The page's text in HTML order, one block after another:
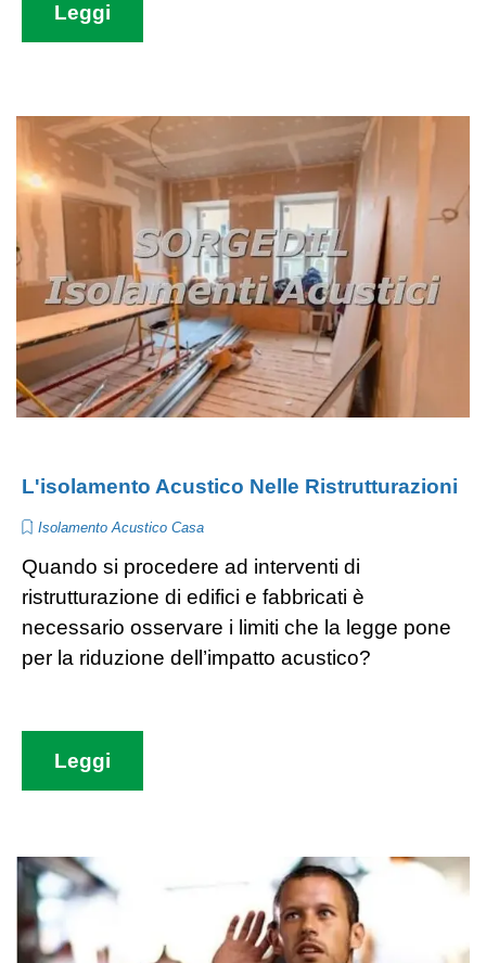
Leggi
L'isolamento Acustico Nelle Ristrutturazioni
Isolamento Acustico Casa
Quando si procedere ad interventi di
ristrutturazione di edifici e fabbricati è
necessario osservare i limiti che la legge pone
per la riduzione dell’impatto acustico?
Leggi